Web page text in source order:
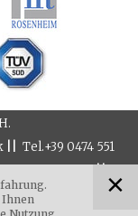
Ihnen
||Tel.+39 0474 551
||